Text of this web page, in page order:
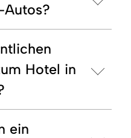
Autos?
Hotel in
ein